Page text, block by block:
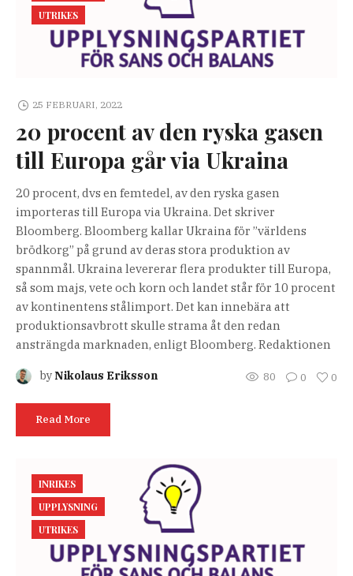
UTRIKES
25 FEBRUARI, 2022
20 procent av den ryska gasen
till Europa går via Ukraina
20 procent, dvs en femtedel, av den ryska gasen
importeras till Europa via Ukraina. Det skriver
Bloomberg. Bloomberg kallar Ukraina för ”världens
brödkorg” på grund av deras stora produktion av
spannmål. Ukraina levererar flera produkter till Europa,
så som majs, vete och korn och landet står för 10 procent
av kontinentens stålimport. Det kan innebära att
produktionsavbrott skulle strama åt den redan
ansträngda marknaden, enligt Bloomberg. Redaktionen
byNikolaus Eriksson 80 0 0
Read More
INRIKES
UPPLYSNING
UTRIKES